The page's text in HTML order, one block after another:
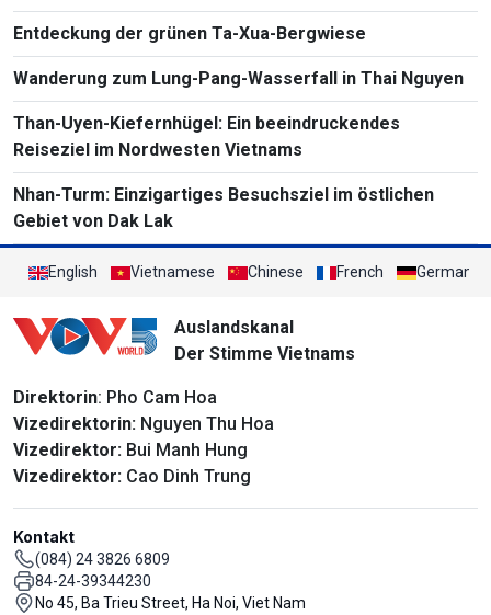
Entdeckung der grünen Ta-Xua-Bergwiese
Wanderung zum Lung-Pang-Wasserfall in Thai Nguyen
Than-Uyen-Kiefernhügel: Ein beeindruckendes
Reiseziel im Nordwesten Vietnams
Nhan-Turm: Einzigartiges Besuchsziel im östlichen
Gebiet von Dak Lak
English Vietnamese Chinese French German
Auslandskanal
Der Stimme Vietnams
Direktorin: Pho Cam Hoa
Vizedirektorin: Nguyen Thu Hoa
Vizedirektor: Bui Manh Hung
Vizedirektor: Cao Dinh Trung
Kontakt
(084) 24 3826 6809
84-24-39344230
No 45, Ba Trieu Street, Ha Noi, Viet Nam